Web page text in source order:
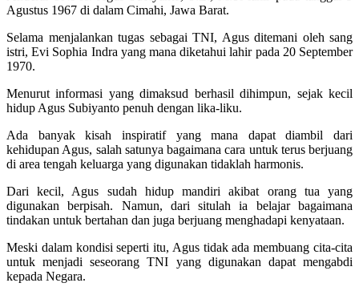
Agustus 1967 di dalam Cimahi, Jawa Barat.
Selama menjalankan tugas sebagai TNI, Agus ditemani oleh sang
istri, Evi Sophia Indra yang mana diketahui lahir pada 20 September
1970.
Menurut informasi yang dimaksud berhasil dihimpun, sejak kecil
hidup Agus Subiyanto penuh dengan lika-liku.
Ada banyak kisah inspiratif yang mana dapat diambil dari
kehidupan Agus, salah satunya bagaimana cara untuk terus berjuang
di area tengah keluarga yang digunakan tidaklah harmonis.
Dari kecil, Agus sudah hidup mandiri akibat orang tua yang
digunakan berpisah. Namun, dari situlah ia belajar bagaimana
tindakan untuk bertahan dan juga berjuang menghadapi kenyataan.
Meski dalam kondisi seperti itu, Agus tidak ada membuang cita-cita
untuk menjadi seseorang TNI yang digunakan dapat mengabdi
kepada Negara.